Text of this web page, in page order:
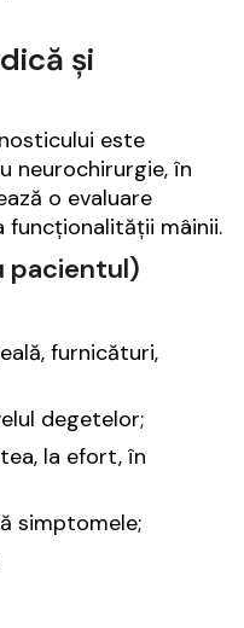
și
este
neurochirurgie, în
o evaluare
mâinii.
pacientul)
furnicături,
degetelor;
la efort, în
simptomele;